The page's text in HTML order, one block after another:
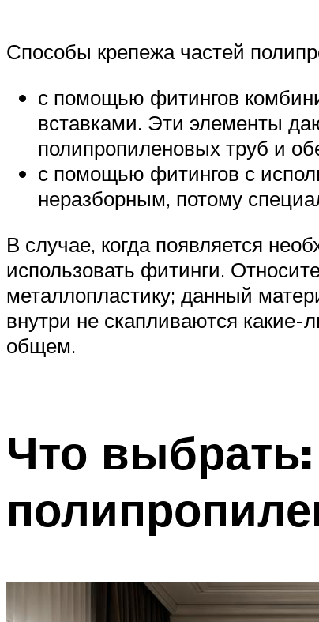
Способы крепежа частей
с помощью фитингов
вставками. Эти элементы
полипропиленовых труб и
с помощью фитингов с
неразборным, потому
В случае, когда появляется
использовать фитинги.
металлопластику; данный
внутри не скапливаются
общем.
Что